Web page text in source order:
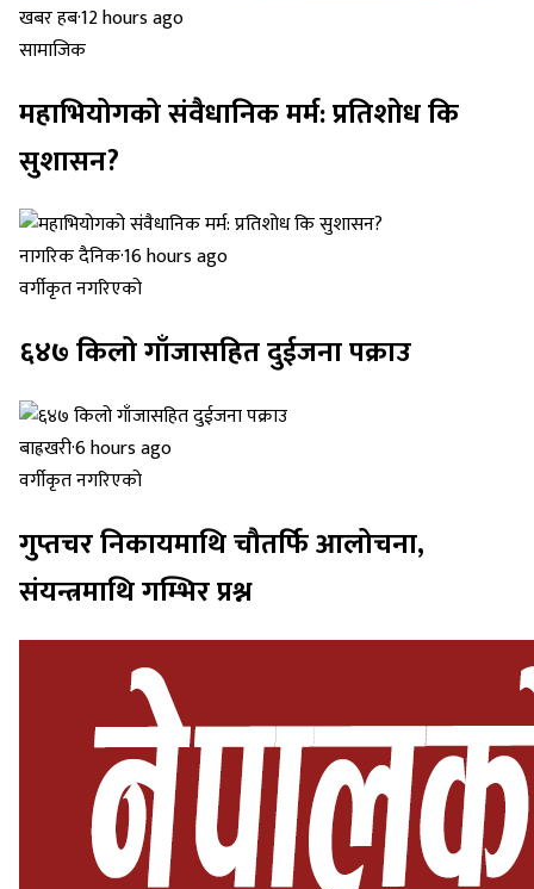
खबर हब·12 hours ago
सामाजिक
महाभियोगको संवैधानिक मर्म: प्रतिशोध कि
सुशासन?
नागरिक दैनिक·16 hours ago
वर्गीकृत नगरिएको
६४७ किलो गाँजासहित दुईजना पक्राउ
बाह्रखरी·6 hours ago
वर्गीकृत नगरिएको
गुप्तचर निकायमाथि चौतर्फि आलोचना,
संयन्त्रमाथि गम्भिर प्रश्न